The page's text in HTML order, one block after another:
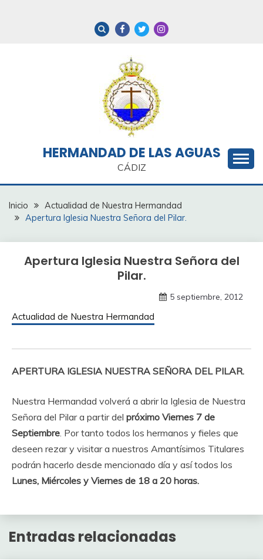
HERMANDAD DE LAS AGUAS
CÁDIZ
Inicio
Actualidad de Nuestra Hermandad
Apertura Iglesia Nuestra Señora del Pilar.
Apertura Iglesia Nuestra Señora del
Pilar.
5 septiembre, 2012
Actualidad de Nuestra Hermandad
APERTURA IGLESIA NUESTRA SEÑORA DEL PILAR.
Nuestra Hermandad volverá a abrir la Iglesia de Nuestra
Señora del Pilar a partir del próximo Viernes 7 de
Septiembre. Por tanto todos los hermanos y fieles que
deseen rezar y visitar a nuestros Amantísimos Titulares
podrán hacerlo desde mencionado día y así todos los
Lunes, Miércoles y Viernes de 18 a 20 horas.
Entradas relacionadas